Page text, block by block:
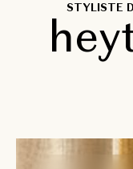
STYLISTE